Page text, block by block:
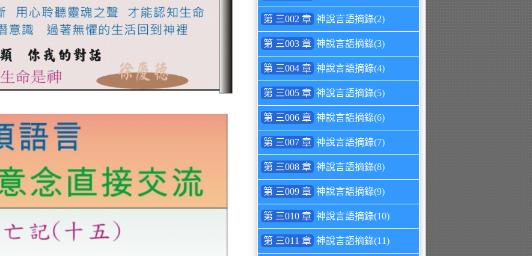
第 三002 章 神說言語摘錄(2)
第 三003 章 神說言語摘錄(3)
第 三004 章 神說言語摘錄(4)
第 三005 章 神說言語摘錄(5)
第 三006 章 神說言語摘錄(6)
第 三007 章 神說言語摘錄(7)
第 三008 章 神說言語摘錄(8)
第 三009 章 神說言語摘錄(9)
第 三010 章 神說言語摘錄(10)
第 三011 章 神說言語摘錄(11)